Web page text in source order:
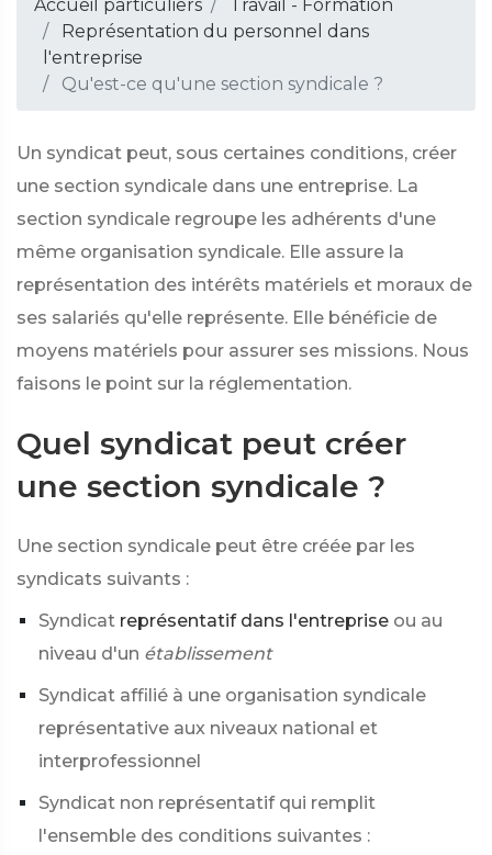
Accueil particuliers
Travail - Formation
Représentation du personnel dans
l'entreprise
Qu'est-ce qu'une section syndicale ?
Un syndicat peut, sous certaines conditions, créer
une section syndicale dans une entreprise. La
section syndicale regroupe les adhérents d'une
même organisation syndicale. Elle assure la
représentation des intérêts matériels et moraux de
ses salariés qu'elle représente. Elle bénéficie de
moyens matériels pour assurer ses missions. Nous
faisons le point sur la réglementation.
Quel syndicat peut créer
une section syndicale ?
Une section syndicale peut être créée par les
syndicats suivants :
Syndicat représentatif dans l'entreprise ou au
niveau d'un établissement
Syndicat affilié à une organisation syndicale
représentative aux niveaux national et
interprofessionnel
Syndicat non représentatif qui remplit
l'ensemble des conditions suivantes :